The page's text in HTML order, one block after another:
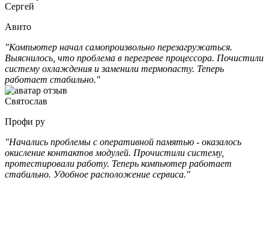
Сергей
Авито
"Компьютер начал самопроизвольно перезагружаться.
Выяснилось, что проблема в перегреве процессора. Почистили
систему охлаждения и заменили термопасту. Теперь
работает стабильно."
Святослав
Профи ру
"Начались проблемы с оперативной памятью - оказалось
окисление контактов модулей. Прочистили систему,
протестировали работу. Теперь компьютер работает
стабильно. Удобное расположение сервиса."